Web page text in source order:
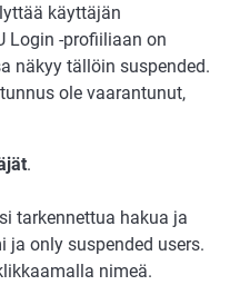
käyttäjän
Login -profiiliaan on
näkyy tällöin suspended.
ole vaarantunut,
.
tarkennettua hakua ja
ja only suspended users.
nimeä.